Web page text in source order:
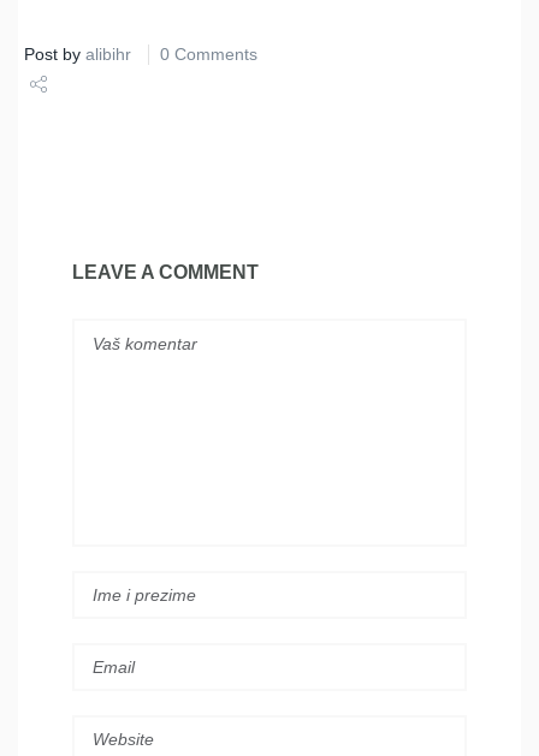
Post by alibihr 0 Comments
LEAVE A COMMENT